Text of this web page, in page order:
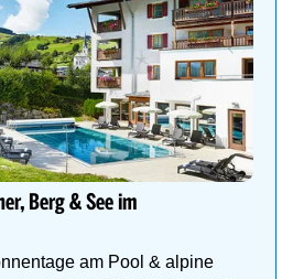
Berg & See im
am Pool & alpine